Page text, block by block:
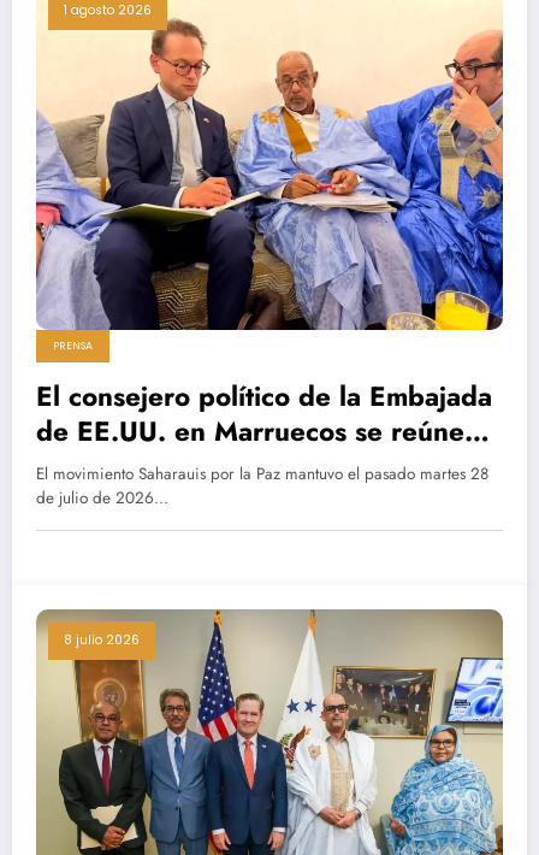
1 agosto 2026
PRENSA
El consejero político de la Embajada
de EE.UU. en Marruecos se reúne
con la dirección de Saharauis por la
Paz en El Aaiún
El movimiento Saharauis por la Paz mantuvo el pasado martes 28
de julio de 2026…
8 julio 2026